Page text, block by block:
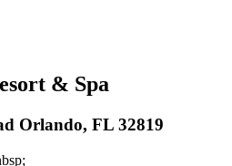
& Spa
Orlando, FL 32819